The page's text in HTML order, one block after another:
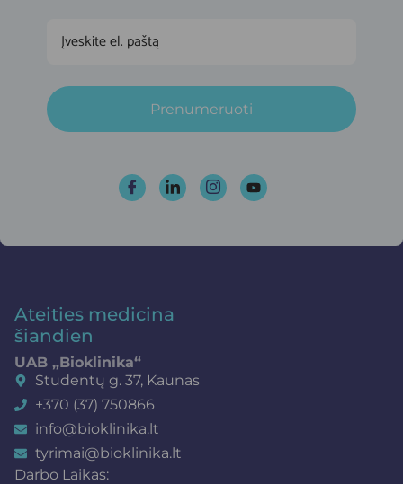
Prenumeruoti
Ateities medicina
šiandien
UAB „Bioklinika“
Studentų g. 37, Kaunas
+370 (37) 750866
info@bioklinika.lt
tyrimai@bioklinika.lt
Darbo Laikas: